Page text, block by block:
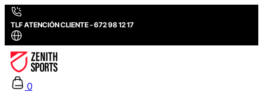
TLF ATENCIÓN CLIENTE - 672 98 12 17
0